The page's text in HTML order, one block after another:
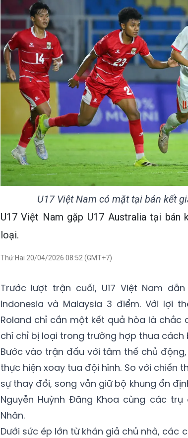
U17 Việt Nam có mặt tại bán kết
U17 Việt Nam gặp U17 Australia tại
loại.
Thứ Hai 20/04/2026 08:52 (GMT+7)
Trước lượt trận cuối, U17 Việt Nam
Indonesia và Malaysia 3 điểm. Với lợi
Roland chỉ cần một kết quả hòa là
chí chỉ bị loại trong trường hợp thua cách
Bước vào trận đấu với tâm thế chủ
thực hiện xoay tua đội hình. So với chiến
sự thay đổi, song vẫn giữ bộ khung ổn
Nguyễn Huỳnh Đăng Khoa cùng các
Nhân.
Dưới sức ép lớn từ khán giả chủ nhà, các